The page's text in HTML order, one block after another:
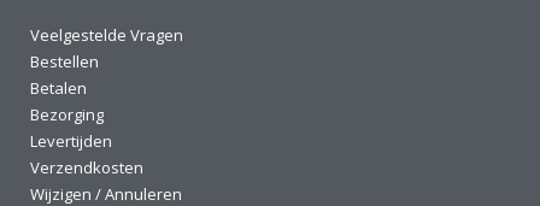
Veelgestelde Vragen
Bestellen
Betalen
Bezorging
Levertijden
Verzendkosten
Wijzigen / Annuleren